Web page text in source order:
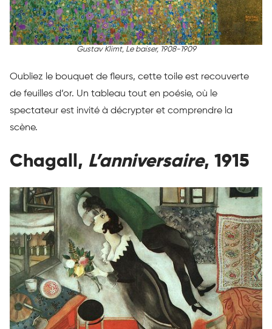
Gustav Klimt, Le baiser, 1908-1909
Oubliez le bouquet de fleurs, cette toile est recouverte
de feuilles d’or. Un tableau tout en poésie, où le
spectateur est invité à décrypter et comprendre la
scène.
Chagall, L’anniversaire, 1915